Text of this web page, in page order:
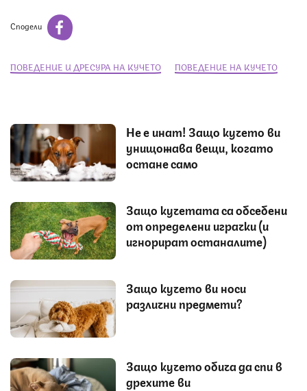
Сподели
ПОВЕДЕНИЕ И ДРЕСУРА НА КУЧЕТО ПОВЕДЕНИЕ НА КУЧЕТО
Не е инат! Защо кучето ви
унищожава вещи, когато
остане само
Защо кучетата са обсебени
от определени играчки (и
игнорират останалите)
Защо кучето ви носи
различни предмети?
Защо кучето обича да спи в
дрехите ви